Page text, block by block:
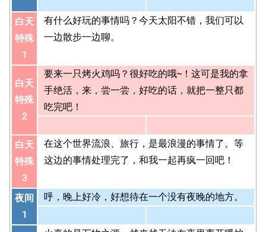
白天
特殊
1
有什么好玩的事情吗？今天太阳不错，我们可以
一边散步一边聊。
白天
特殊
2
要来一只烤火鸡吗？很好吃的哦~！这可是我的拿
手绝活，来，尝一尝，好吃的话，就把一整只都
吃完吧！
白天
特殊
3
在这个世界流浪、旅行，是最浪漫的事情了。等
这边的事情处理完了，和我一起再疯一回吧！
夜间
1
呼，晚上好冷，好想待在一个没有夜晚的地方。